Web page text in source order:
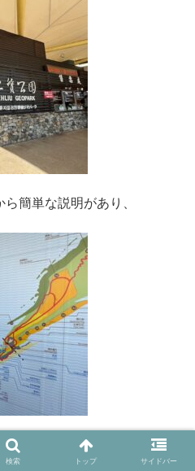
簡単な説明があり、
ます。
検索 トップ サイドバー